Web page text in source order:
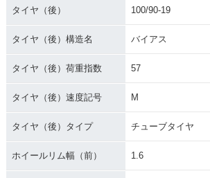
タイヤ（後） 100/90-19
タイヤ（後）構造名 バイアス
タイヤ（後）荷重指数 57
タイヤ（後）速度記号 M
タイヤ（後）タイプ チューブタイヤ
ホイールリム幅（前） 1.6